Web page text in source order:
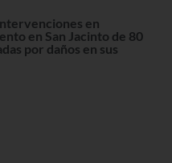
en
en San Jacinto de 80
por daños en sus